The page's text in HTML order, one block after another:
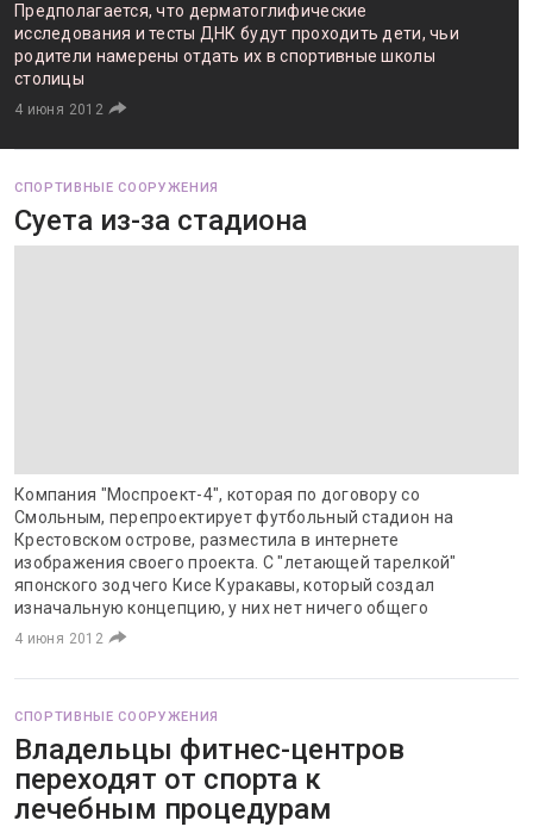
Предполагается, что дерматоглифические
исследования и тесты ДНК будут проходить дети, чьи
родители намерены отдать их в спортивные школы
столицы
4 июня 2012
СПОРТИВНЫЕ СООРУЖЕНИЯ
Суета из-за стадиона
Компания "Моспроект-4", которая по договору со
Смольным, перепроектирует футбольный стадион на
Крестовском острове, разместила в интернете
изображения своего проекта. С "летающей тарелкой"
японского зодчего Кисе Куракавы, который создал
изначальную концепцию, у них нет ничего общего
4 июня 2012
СПОРТИВНЫЕ СООРУЖЕНИЯ
Владельцы фитнес-центров
переходят от спорта к
лечебным процедурам